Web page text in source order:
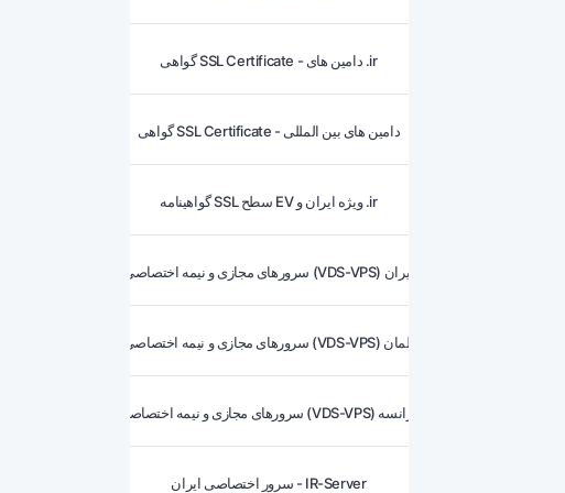
گواهی SSL Certificate - دامین های .ir
گواهی SSL Certificate - دامین های بین المللی
گواهینامه SSL سطح EV ویژه ایران و .ir
سرورهای مجازی و نیمه اختصاصی (VDS-VPS) ایران
سرورهای مجازی و نیمه اختصاصی (VDS-VPS) آلمان
سرورهای مجازی و نیمه اختصاصی (VDS-VPS) فرانسه
سرور اختصاصی ایران - IR-Server